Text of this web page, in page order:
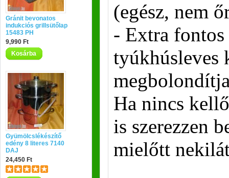
Gránit bevonatos
indukciós grillsütőlap
15483 PH
9,990 Ft
Kosárba
Gyümölcslékészítő
edény 8 literes 7140
DAJ
24,450 Ft
(egész, nem
- Extra
tyúkhúsleves
Ha nincs
is szerezzen
mielőtt